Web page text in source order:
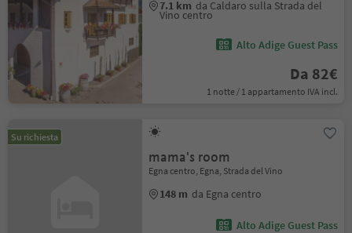
7.1 km da Caldaro sulla Strada del
Vino centro
Alto Adige Guest Pass
Da 82€
1 notte / 1 appartamento IVA incl.
Su richiesta
mama's room
Egna centro, Egna, Strada del Vino
148 m da Egna centro
Alto Adige Guest Pass